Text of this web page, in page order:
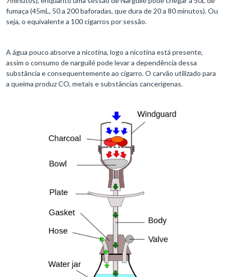
fumaça (45mL, 50 a 200 baforadas, que dura de 20 a 80 minutos). Ou
seja, o equivalente a 100 cigarros por sessão.
A água pouco absorve a nicotina, logo a nicotina está presente,
assim o consumo de narguilé pode levar a dependência dessa
substância e consequentemente ao cigarro. O carvão utilizado para
a queima produz CO, metais e substâncias cancerígenas.